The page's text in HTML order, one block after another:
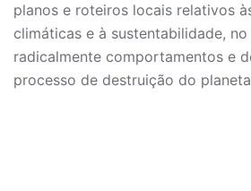
planos e roteiros locais relativos
climáticas e à sustentabilidade,
radicalmente comportamentos e
processo de destruição do